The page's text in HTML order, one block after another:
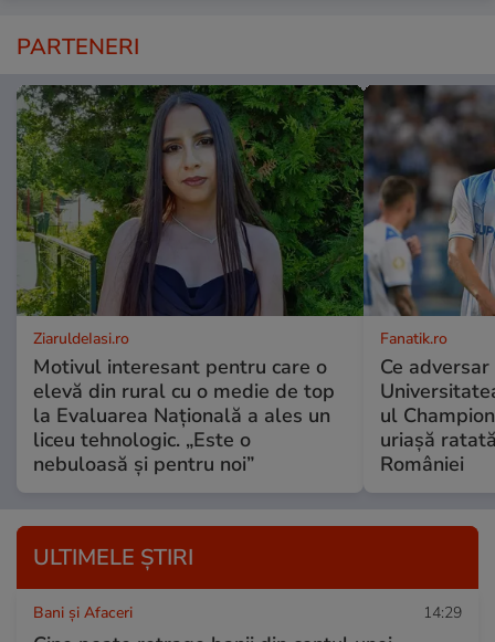
PARTENERI
ZiaruldeIasi.ro
Motivul interesant pentru care o
elevă din rural cu o medie de top
la Evaluarea Națională a ales un
liceu tehnologic. „Este o
nebuloasă și pentru noi”
Fanatik.ro
Ce
ul
uriașă
României
ULTIMELE ȘTIRI
Bani și Afaceri 14:29